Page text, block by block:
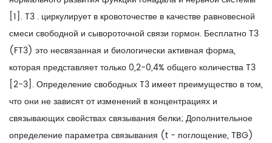
[1]. T3 . циркулирует в кровоточестве в качестве равновесной
смеси свободной и сывороточной связи гормон. Бесплатно T3
(FT3) это несвязанная и биологически активная форма,
которая представляет только 0,2-0,4% общего количества T3
[2-3]. Определение свободных T3 имеет преимущество в том,
что они не зависят от изменений в концентрациях и
связывающих свойствах связывания белки; Дополнительное
определение параметра связывания (t - поглощение, TBG)